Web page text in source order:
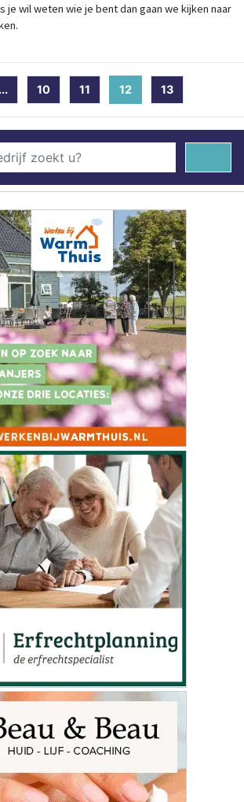
je wil weten wie je bent dan gaan we kijken naar
... 10 11 12(current)
13